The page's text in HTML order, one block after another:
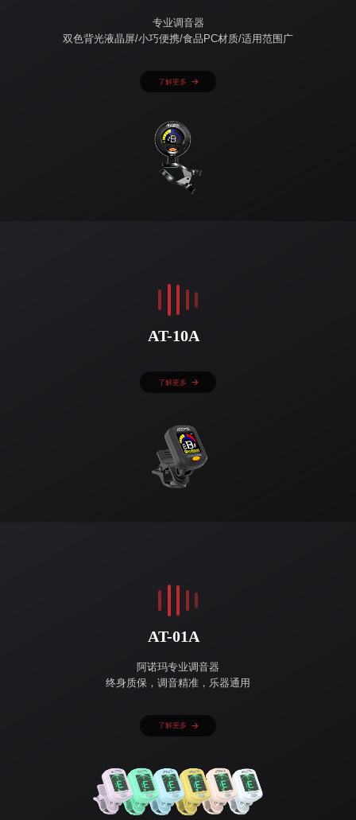
专业调音器
双色背光液晶屏/小巧便携/食品PC材质/适用范围广
了解更多
AT-10A
了解更多
AT-01A
阿诺玛专业调音器
终身质保，调音精准，乐器通用
了解更多